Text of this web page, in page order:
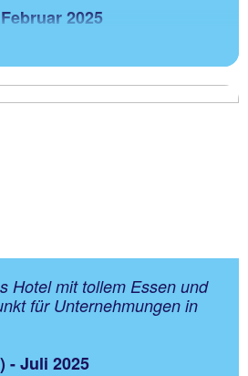
2025
Hotel mit tollem Essen und
für Unternehmungen in
- Juli 2025